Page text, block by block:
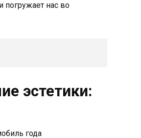
погружает нас во
эстетики: